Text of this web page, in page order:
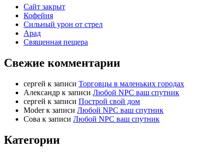
Сайт закрыт
Кофейня
Cильный урон от стрел
Арад
Священная пещера
Свежие комментарии
cергей к записи Торговцы в маленьких городах
Александр к записи Любой NPC ваш спутник
cергей к записи Построй свой дом
Moderк записи Любой NPC ваш спутник
Сова к записи Любой NPC ваш спутник
Категории